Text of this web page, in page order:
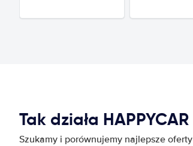
Tak działa HAPPYCAR
Szukamy i porównujemy najlepsze oferty